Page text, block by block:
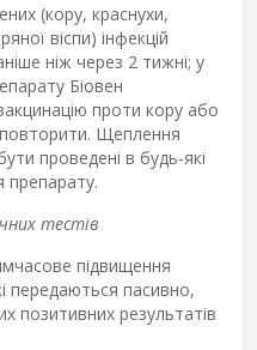
(кору, краснухи,
віспи) інфекцій
ніж через 2 тижні; у
Біовен
проти кору або
повторити. Щеплення
проведені в будь-які
препарату.
тестів
підвищення
передаються пасивно,
позитивних результатів